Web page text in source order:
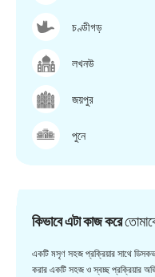
চণ্ডীগড়
লখনউ
জয়পুর
পুনে
কিভাবে এটা কাজ করে
একটি মসৃণ সহজ প্রক্রিয়ার সাথে
করার একটি সহজ ও স্বচ্ছ প্রক্রিয়ার